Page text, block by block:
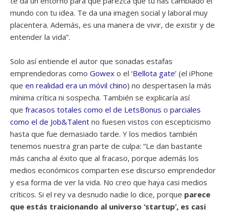
mundo con tu idea. Te da una imagen social y laboral muy
placentera. Además, es una manera de vivir, de existir y de
entender la vida”.
Solo así entiende el autor que sonadas estafas
emprendedoras como Gowex o el ‘Bellota gate’ (el iPhone
que en realidad era un móvil chino) no despertasen la más
mínima crítica ni sospecha. También se explicaría así
que fracasos totales como el de LetsBonus o parciales
como el de Job&Talent no fuesen vistos con escepticismo
hasta que fue demasiado tarde. Y los medios también
tenemos nuestra gran parte de culpa: “Le dan bastante
más cancha al éxito que al fracaso, porque además los
medios económicos comparten ese discurso emprendedor
y esa forma de ver la vida. No creo que haya casi medios
críticos. Si el rey va desnudo nadie lo dice, porque parece
que estás traicionando al universo ‘startup’, es casi